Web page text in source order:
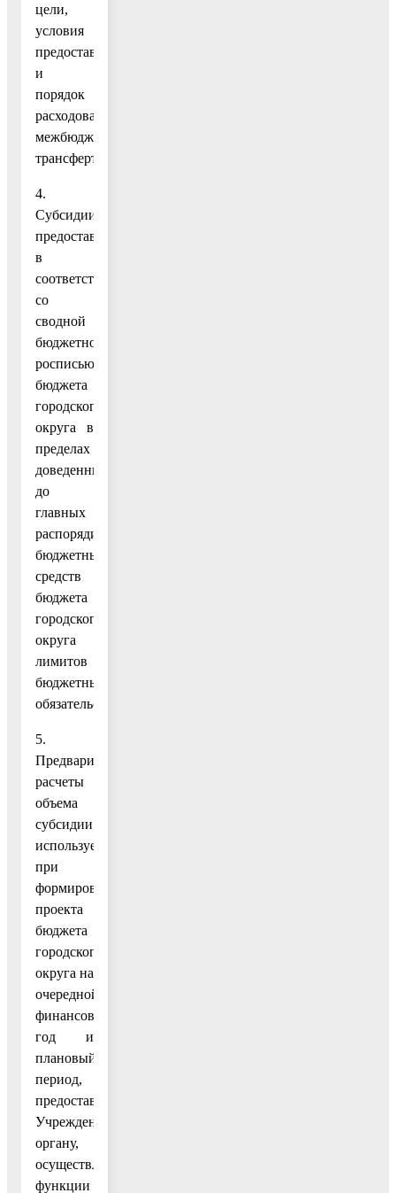
цели,
условия
предоставления
и
порядок
расходования
межбюджетного
трансферта.
4.
Субсидии
предоставляются
в
соответствии
со
сводной
бюджетной
росписью
бюджета
городского
округа в
пределах
доведенных
до
главных
распорядителей
бюджетных
средств
бюджета
городского
округа
лимитов
бюджетных
обязательств.
5.
Предварительные
расчеты
объема
субсидии,
используемые
при
формировании
проекта
бюджета
городского
округа на
очередной
финансовый
год и
плановый
период,
предоставляются
Учреждением
органу,
осуществляющему
функции